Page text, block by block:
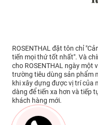
ROSENTHAL đặt tôn chỉ
tiến mọi thứ tốt nhất". Và
cho ROSENTHAL ngày một
trường tiêu dùng sản phẩm
khi xây dựng được vị trí của
dàng để tiến xa hơn và tiếp
khách hàng mới.